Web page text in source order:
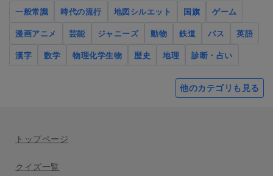
一般常識 時代の流行 地図シルエット 国旗
ゲーム
漫画アニメ
芸能 ジャニーズ 動物 鉄道 バス
英語
漢字
数学 物理化学生物 歴史 地理 診断・占い
他のカテゴリも見る
トップページ
クイズ一覧